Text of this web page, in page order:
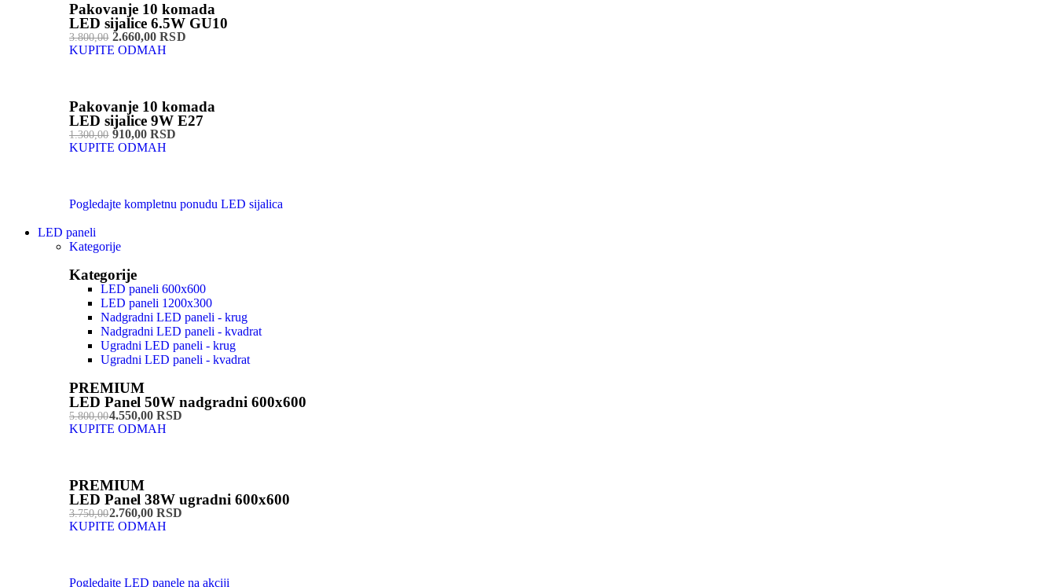
Pakovanje 10 komada
LED sijalice 6.5W GU10
3.800,002.660,00 RSD
KUPITE ODMAH
Pakovanje 10 komada
LED sijalice 9W E27
1.300,00910,00 RSD
KUPITE ODMAH
Pogledajte kompletnu ponudu LED sijalica
LED paneli
Kategorije
Kategorije
LED paneli 600x600
LED paneli 1200x300
Nadgradni LED paneli - krug
Nadgradni LED paneli - kvadrat
Ugradni LED paneli - krug
Ugradni LED paneli - kvadrat
PREMIUM
LED Panel 50W nadgradni 600x600
5.800,004.550,00 RSD
KUPITE ODMAH
PREMIUM
LED Panel 38W ugradni 600x600
3.750,002.760,00 RSD
KUPITE ODMAH
Pogledajte LED panele na akciji